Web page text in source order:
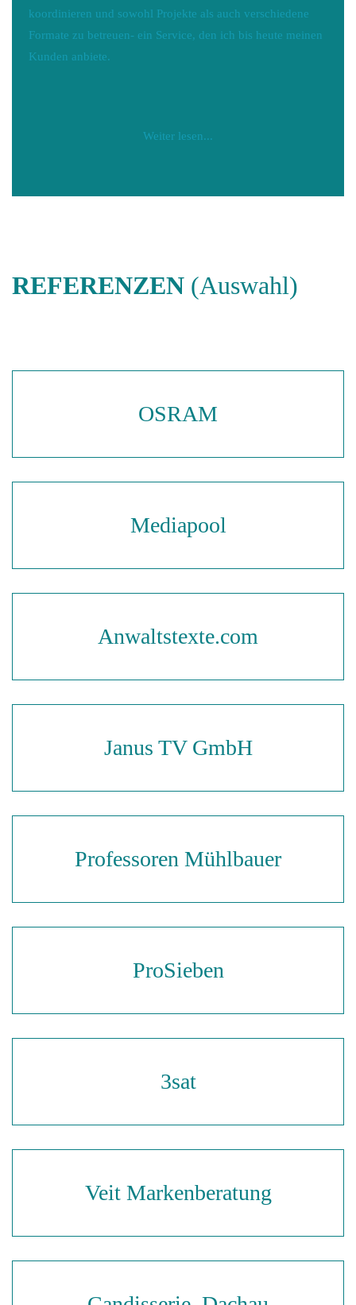
koordinieren und sowohl Projekte als auch verschiedene
Formate zu betreuen- ein Service, den ich bis heute meinen
Kunden anbiete.
Weiter lesen...
REFERENZEN (Auswahl)
OSRAM
Mediapool
Anwaltstexte.com
Janus TV GmbH
Professoren Mühlbauer
ProSieben
3sat
Veit Markenberatung